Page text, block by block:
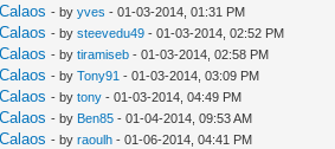
- byyves - 01-03-2014, 01:31 PM
- bysteevedu49 - 01-03-2014, 02:52 PM
- bytiramiseb - 01-03-2014, 02:58 PM
- byTony91 - 01-03-2014, 03:09 PM
- bytony - 01-03-2014, 04:49 PM
- by Ben85 - 01-04-2014, 09:53 AM
- byraoulh - 01-06-2014, 04:41 PM